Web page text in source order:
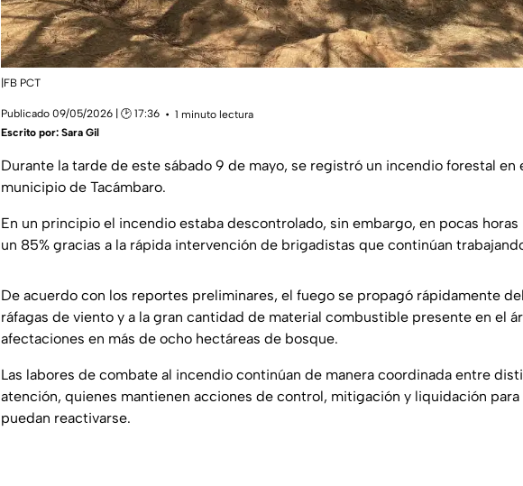
|FB PCT
Publicado 09/05/2026 | 🕑 17:36
1 minuto lectura
Escrito por: Sara Gil
Durante la tarde de este sábado 9 de mayo, se registró un incendio forestal en
municipio de Tacámbaro.
En un principio el incendio estaba descontrolado, sin embargo, en pocas
un 85% gracias a la rápida intervención de brigadistas que continúan
De acuerdo con los reportes preliminares, el fuego se propagó rápidamente
ráfagas de viento y a la gran cantidad de material combustible presente en el
afectaciones en más de ocho hectáreas de bosque.
Las labores de combate al incendio continúan de manera coordinada entre
atención, quienes mantienen acciones de control, mitigación y liquidación para
puedan reactivarse.